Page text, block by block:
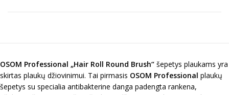
OSOM Professional „Hair Roll Round Brush“ šepetys plaukams yra
skirtas plaukų džiovinimui. Tai pirmasis OSOM Professional plaukų
šepetys su specialia antibakterine danga padengta rankena,